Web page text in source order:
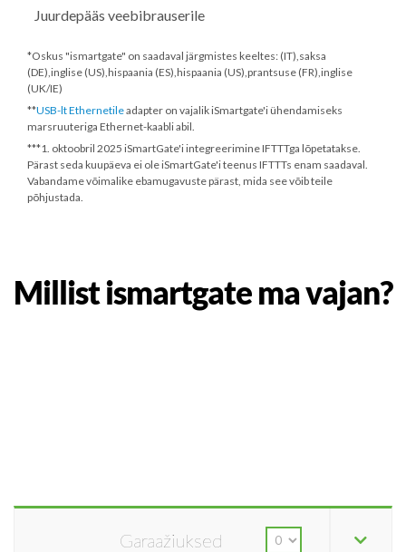
Juurdepääs veebibrauserile
*Oskus "ismartgate" on saadaval järgmistes keeltes: (IT),saksa
(DE),inglise (US),hispaania (ES),hispaania (US),prantsuse (FR),inglise
(UK/IE)
**USB-lt Ethernetileadapter on vajalik iSmartgate'i ühendamiseks
marsruuteriga Ethernet-kaabli abil.
***1. oktoobril 2025 iSmartGate'i integreerimine IFTTTga lõpetatakse.
Pärast seda kuupäeva ei ole iSmartGate'i teenus IFTTTs enam saadaval.
Vabandame võimalike ebamugavuste pärast, mida see võib teile
põhjustada.
Millist ismartgate ma vajan?
Garaažiuksed